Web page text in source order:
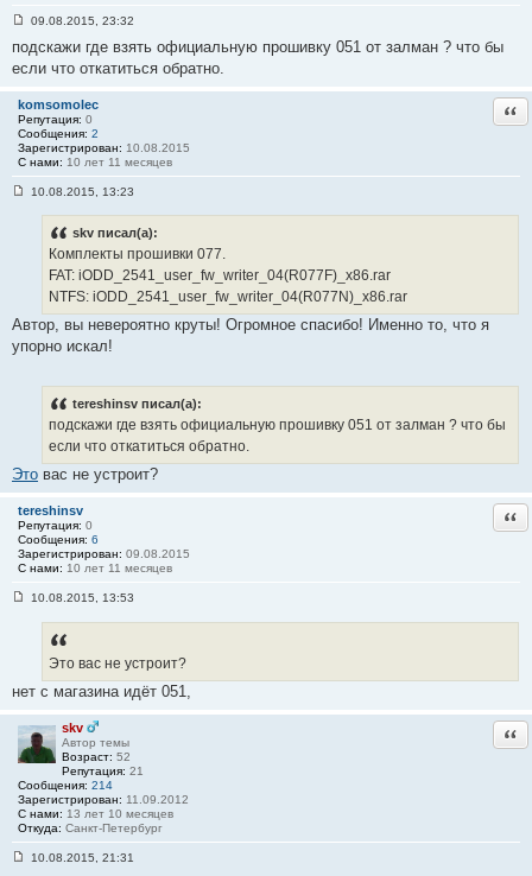
о
о
б
е
н
и
е
#
6
09.08.2015, 23:32
подскажи где взять официальную прошивку 051 от залман ? что бы
если что откатиться обратно.
komsomolec
Репутация: 0
Сообщения: 2
Зарегистрирован: 10.08.2015
С нами: 10 лет 11 месяцев
#
7
10.08.2015, 13:23
skv писал(а):
Комплекты прошивки 077.
FAT: iODD_2541_user_fw_writer_04(R077F)_x86.rar
NTFS: iODD_2541_user_fw_writer_04(R077N)_x86.rar
Автор, вы невероятно круты! Огромное спасибо! Именно то, что я
упорно искал!
tereshinsv писал(а):
подскажи где взять официальную прошивку 051 от залман ? что бы
если что откатиться обратно.
Это вас не устроит?
tereshinsv
Репутация: 0
Сообщения: 6
Зарегистрирован: 09.08.2015
С нами: 10 лет 11 месяцев
н
е
#
8
10.08.2015, 13:53
Это вас не устроит?
нет с магазина идёт 051,
skv
Автор темы
Возраст: 52
Репутация: 21
Сообщения: 214
Зарегистрирован: 11.09.2012
С нами: 13 лет 10 месяцев
Откуда: Санкт-Петербург
10.08.2015, 21:31